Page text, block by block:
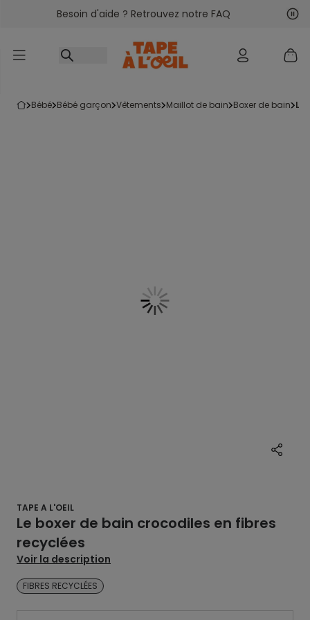
Accéder au contenu
Besoin d'aide ? Retrouvez notre FAQ
bébé bébé garçon vêtements maillot de bain boxer de bain
TAPE A L'OEIL
Le boxer de bain crocodiles en fibres
recyclées
Voir la description
FIBRES RECYCLÉES